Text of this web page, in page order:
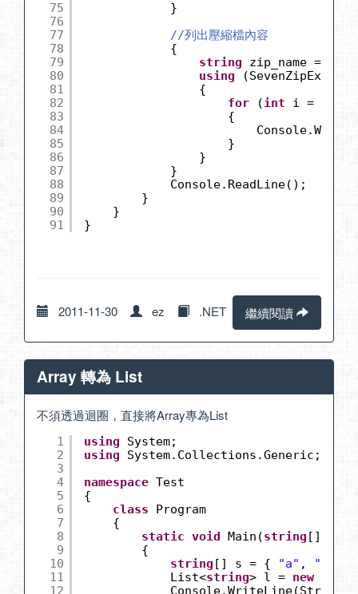
75
76
77
78
79
80
81
82
83
84
85
86
87
88
89
90
91
}
//列出壓縮檔內容
{
string
zip_name =
using
{
for
(int
i = 0; i <
{
}
}
}
Console.ReadLine();
}
}
}
2011-11-30 ez .NET 繼續閱讀
Array 轉為 List
不須透過迴圈，直接將Array專為List
1
2
3
4
5
6
7
8
9
10
11
12
using
System;
using
System.Collections.Generic;
namespace Test
{
class
Program
{
static void Main(string []
{
string [] s = { "a" , "b"
List<string> l = new